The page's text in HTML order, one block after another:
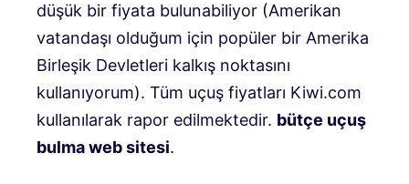
düşük bir fiyata bulunabiliyor (Amerikan
vatandaşı olduğum için popüler bir Amerika
Birleşik Devletleri kalkış noktasını
kullanıyorum). Tüm uçuş fiyatları Kiwi.com
kullanılarak rapor edilmektedir. bütçe uçuş
bulma web sitesi.